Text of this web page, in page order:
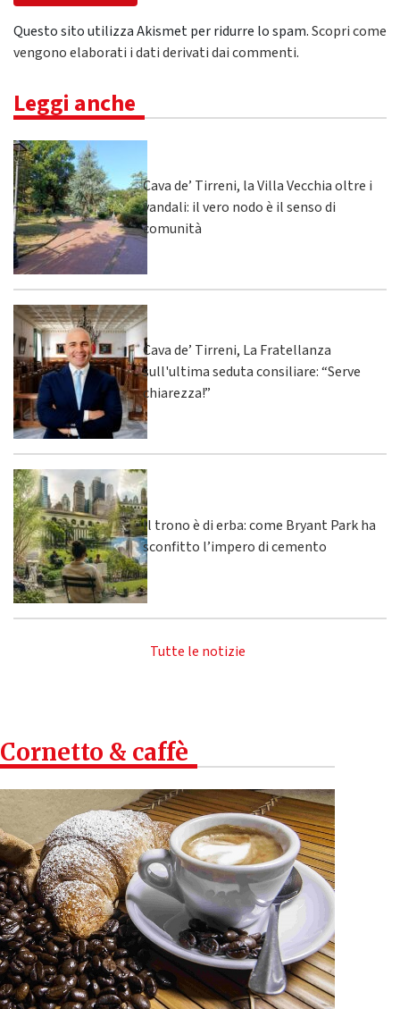
Questo sito utilizza Akismet per ridurre lo spam.Scopri come
vengono elaborati i dati derivati dai commenti.
Leggi anche
Cava de’ Tirreni, la Villa Vecchia oltre i
vandali: il vero nodo è il senso di
comunità
Cava de’ Tirreni, La Fratellanza
sull'ultima seduta consiliare: “Serve
chiarezza!”
Il trono è di erba: come Bryant Park ha
sconfitto l’impero di cemento
Tutte le notizie
Cornetto & caffè